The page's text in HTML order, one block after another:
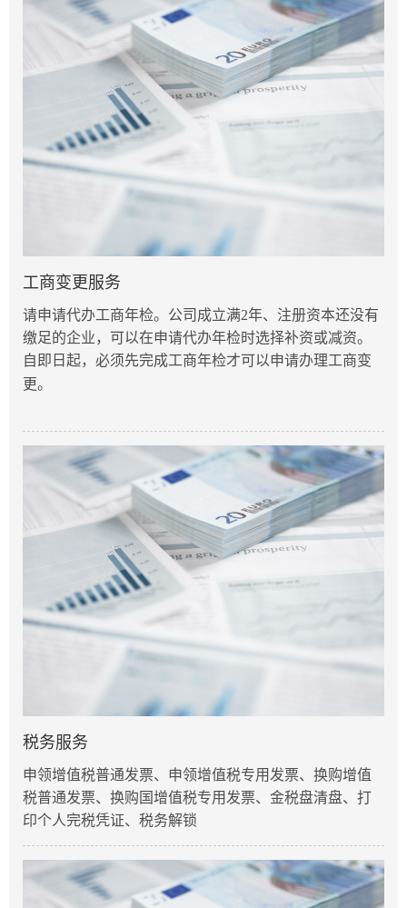
工商变更服务
请申请代办工商年检。公司成立满2年、注册资本还没有
缴足的企业，可以在申请代办年检时选择补资或减资。
自即日起，必须先完成工商年检才可以申请办理工商变
更。
税务服务
申领增值税普通发票、申领增值税专用发票、换购增值
税普通发票、换购国增值税专用发票、金税盘清盘、打
印个人完税凭证、税务解锁